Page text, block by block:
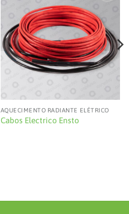
Add to
wishlist
AQUECIMENTO RADIANTE ELÉTRICO
Cabos Electrico Ensto